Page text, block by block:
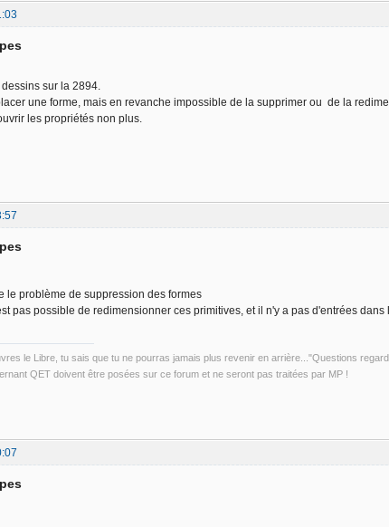
sur la 2894.
une forme, mais en revanche impossible de la supprimer ou de la
les propriétés non plus.
le problème de suppression des formes
pas possible de redimensionner ces primitives, et il n'y a pas d'entrées
le Libre, tu sais que tu ne pourras jamais plus revenir en arrière..."Questions
QET doivent être posées sur ce forum et ne seront pas traitées par MP !